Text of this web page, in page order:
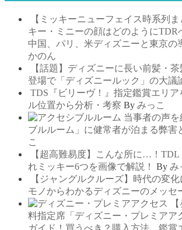
【ミッキーニューフェイス時系列
キー・ミニーの顔はどのようにTDR
中国、パリ、米ディズニーと東京の
かのん
【話題】ディズニーに長い前髪・
登場で「ディズニールック」の大議
TDS『ビリーヴ！』指定鑑賞エリ
ル位置から分析・考察 By みっこ
当事者の声
ブルルーム」に健常者が泊まる弊害
こ
【超高難易度】こんな所に…！
れミッキー6つを画像で解説！
By み
【ジャングルクルーズ】時代の変
モノからわかるディズニーのメッセ
料指定席「ディズニー・プレミアア
ガイド！買うべき？購入方法、鑑賞